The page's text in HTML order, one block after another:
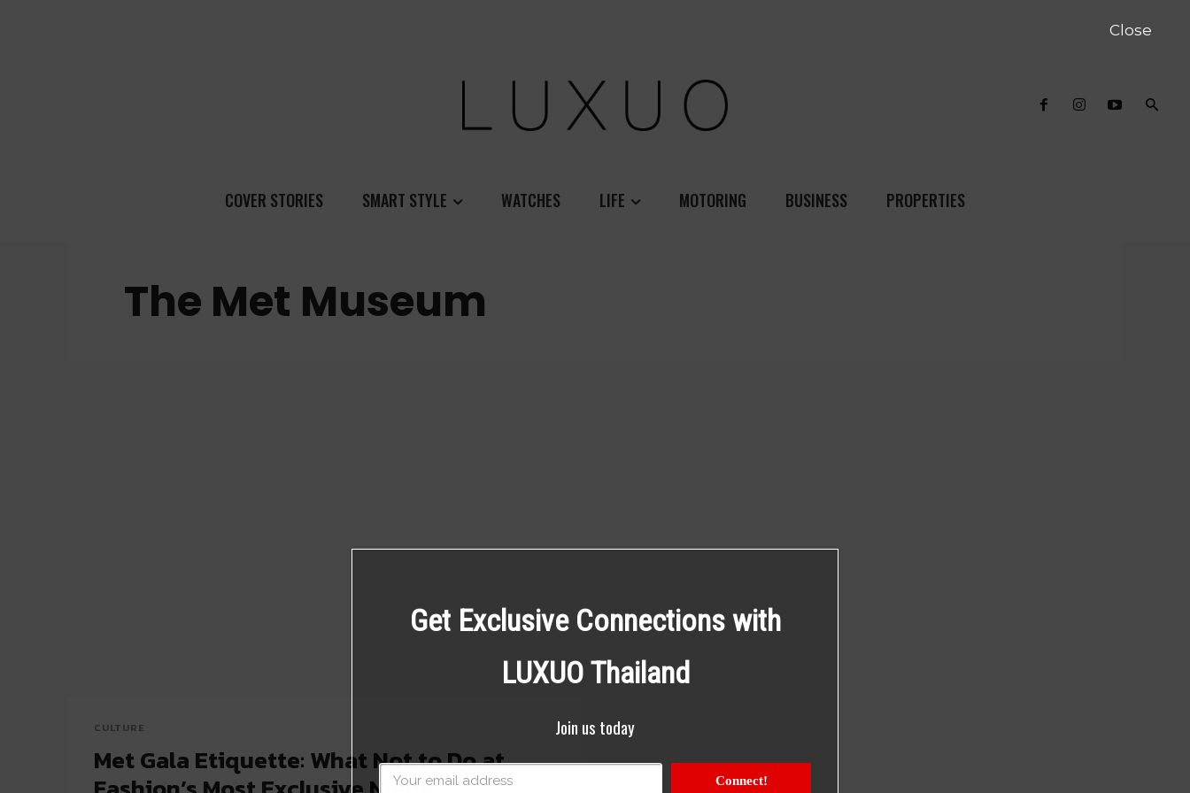
COVER STORIES SMART STYLE WATCHES LIFE MOTORING BUSINESS PROPERTIES
The Met Museum
CULTURE
Met Gala Etiquette: What Not to Do at
Get Exclusive Connections with
LUXUO Thailand
Join us today
Connect!
Close